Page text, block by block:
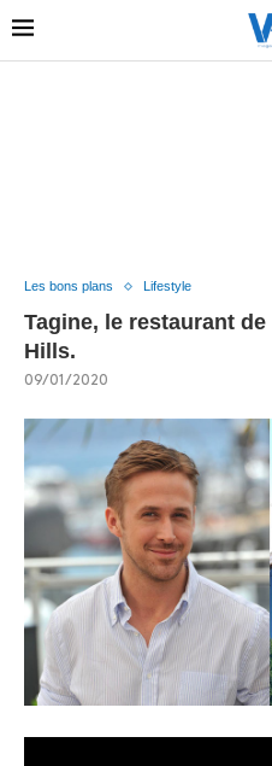
Les bons plans Lifestyle
Tagine, le restaurant
Hills.
09/01/2020